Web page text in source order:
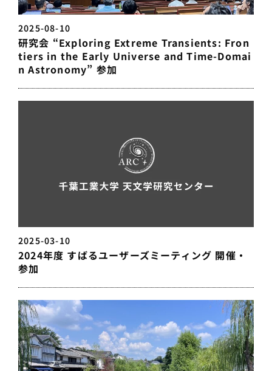
2025-08-10
研究会 “Exploring Extreme Transients: Fron
tiers in the Early Universe and Time-Domai
n Astronomy” 参加
2025-03-10
2024年度 すばるユーザーズミーティング 開催・
参加